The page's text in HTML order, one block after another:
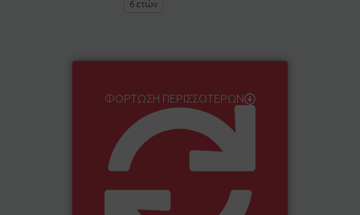
6 ετών
ΦΌΡΤΩΣΗ ΠΕΡΙΣΣΌΤΕΡΩΝ